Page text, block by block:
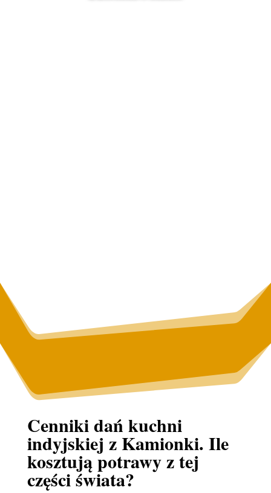
Cenniki dań kuchni
indyjskiej z Kamionki. Ile
kosztują potrawy z tej
części świata?